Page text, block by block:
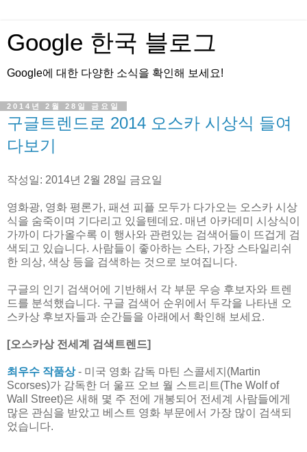
Google 한국 블로그
Google에 대한 다양한 소식을 확인해 보세요!
2014년 2월 28일 금요일
구글트렌드로 2014 오스카 시상식 들여
다보기
작성일: 2014년 2월 28일 금요일
영화광, 영화 평론가, 패션 피플 모두가 다가오는 오스카 시상
식을 숨죽이며 기다리고 있을텐데요. 매년 아카데미 시상식이
가까이 다가올수록 이 행사와 관련있는 검색어들이 뜨겁게 검
색되고 있습니다. 사람들이 좋아하는 스타, 가장 스타일리쉬
한 의상, 색상 등을 검색하는 것으로 보여집니다.
구글의 인기 검색어에 기반해서 각 부문 우승 후보자와 트렌
드를 분석했습니다. 구글 검색어 순위에서 두각을 나타낸 오
스카상 후보자들과 순간들을 아래에서 확인해 보세요.
[오스카상 전세계 검색트렌드]
최우수 작품상- 미국 영화 감독 마틴 스콜세지(Martin
Scorses)가 감독한 더 울프 오브 월 스트리트(The Wolf of
Wall Street)은 새해 몇 주 전에 개봉되어 전세계 사람들에게
많은 관심을 받았고 베스트 영화 부문에서 가장 많이 검색되
었습니다.